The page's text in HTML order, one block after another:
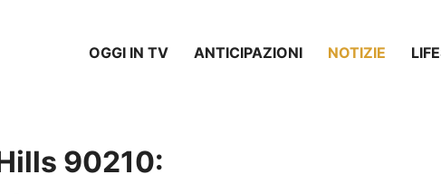
OGGI IN TV ANTICIPAZIONI NOTIZIE
90210: